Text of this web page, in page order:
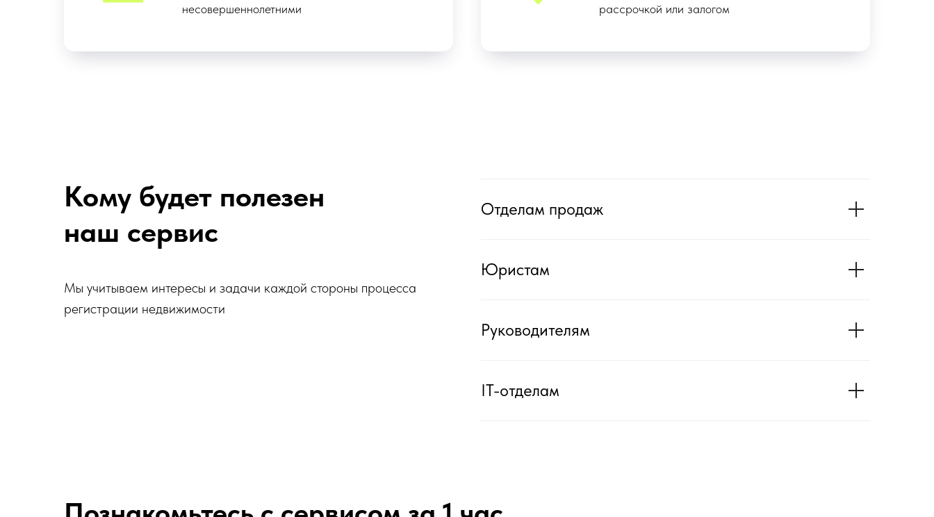
несовершеннолетними
рассрочкой или залогом
Кому будет полезен
наш сервис
Мы учитываем интересы и задачи каждой стороны процесса
регистрации недвижимости
Отделам продаж
Юристам
Руководителям
IT-отделам